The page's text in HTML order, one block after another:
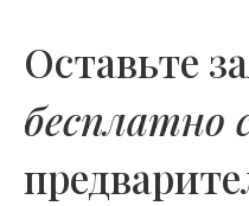
Оставьте
бесплатно